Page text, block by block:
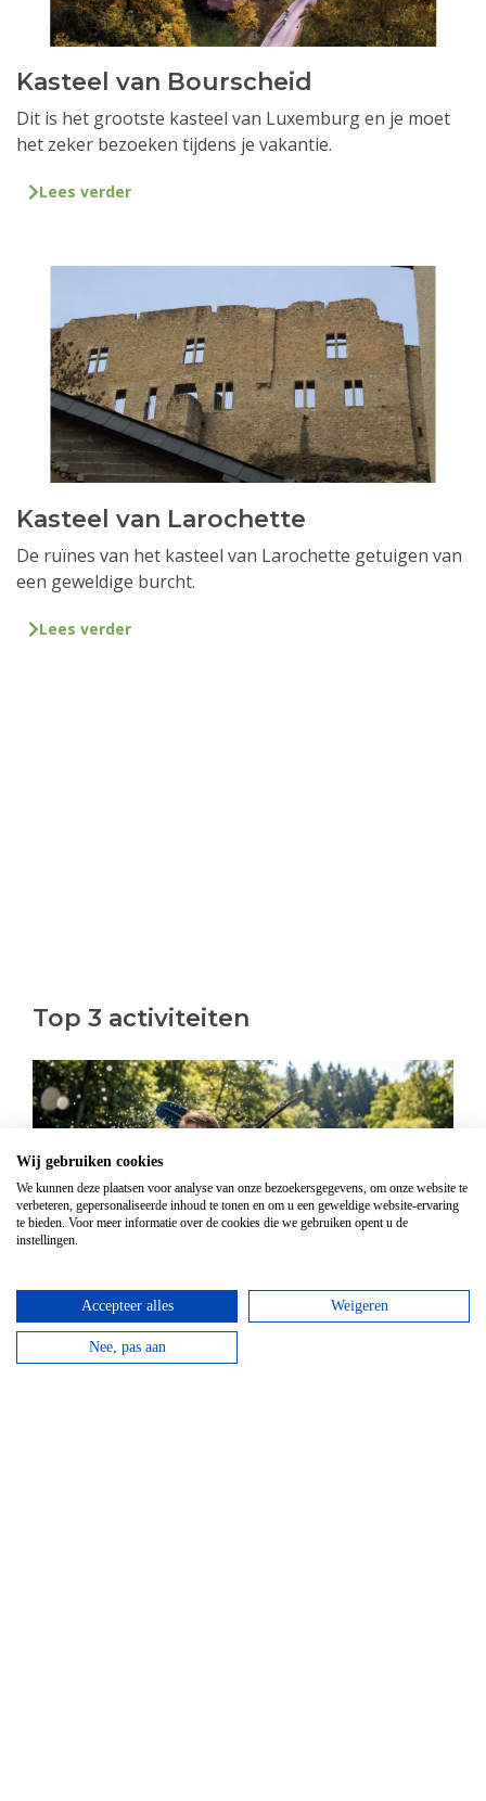
Kasteel van Bourscheid
Dit is het grootste kasteel van Luxemburg en je moet
het zeker bezoeken tijdens je vakantie.
Lees verder
Kasteel van Larochette
De ruïnes van het kasteel van Larochette getuigen van
een geweldige burcht.
Lees verder
Top 3 activiteiten
Kanovaren
€21,95
Wij gebruiken cookies
We kunnen deze plaatsen voor analyse van onze bezoekersgegevens, om onze website te
verbeteren, gepersonaliseerde inhoud te tonen en om u een geweldige website-ervaring
te bieden. Voor meer informatie over de cookies die we gebruiken opent u de
instellingen.
Accepteer alles Weigeren
Nee, pas aan